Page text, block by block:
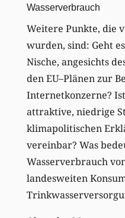
Wasserverbrauch
Weitere Punkte, die
wurden, sind: Geht
Nische, angesichts
den EU–Plänen zur
Internetkonzerne?
attraktive, niedrige
klimapolitischen
vereinbar? Was
Wasserverbrauch
landesweiten